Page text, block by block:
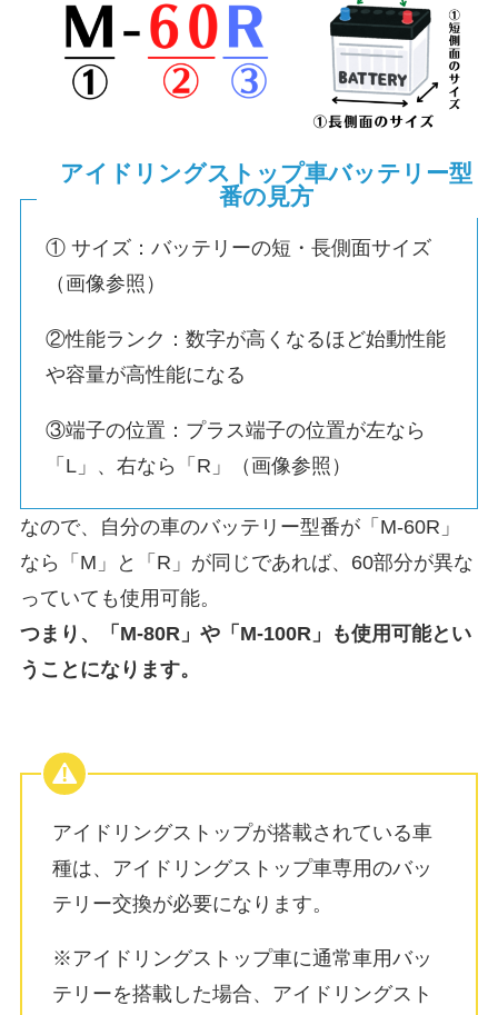
アイドリングストップ車バッテリー型
番の見方
① サイズ：バッテリーの短・長側面サイズ
（画像参照）
②性能ランク：数字が高くなるほど始動性能
や容量が高性能になる
③端子の位置：プラス端子の位置が左なら
「L」、右なら「R」（画像参照）
なので、自分の車のバッテリー型番が「M-60R」
なら「M」と「R」が同じであれば、60部分が異な
っていても使用可能。
つまり、「M-80R」や「M-100R」も使用可能とい
うことになります。
アイドリングストップが搭載されている車
種は、 アイドリングストップ車専用のバッ
テリー交換が必要になります。
※アイドリングストップ車に通常車用バッ
テリーを搭載した場合、アイドリングスト